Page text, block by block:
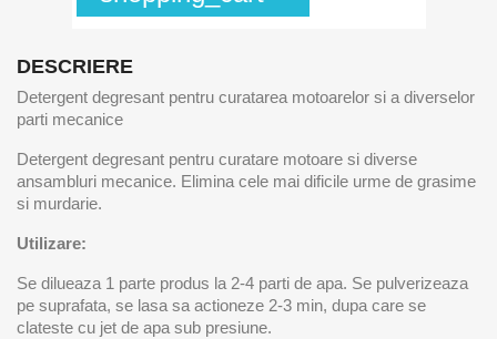
DESCRIERE
Detergent degresant pentru curatarea motoarelor si a diverselor
parti mecanice
Detergent degresant pentru curatare motoare si diverse
ansambluri mecanice. Elimina cele mai dificile urme de grasime
si murdarie.
Utilizare:
Se dilueaza 1 parte produs la 2-4 parti de apa. Se pulverizeaza
pe suprafata, se lasa sa actioneze 2-3 min, dupa care se
clateste cu jet de apa sub presiune.